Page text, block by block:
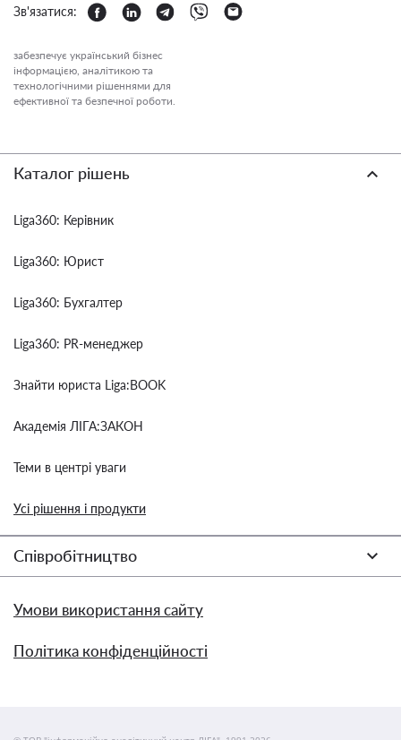
Зв'язатися:
забезпечує український бізнес
інформацією, аналітикою та
технологічними рішеннями для
ефективної та безпечної роботи.
Каталог рішень
Liga360: Керівник
Liga360: Юрист
Liga360: Бухгалтер
Liga360: PR-менеджер
Знайти юриста Liga:BOOK
Академія ЛІГА:ЗАКОН
Теми в центрі уваги
Усі рішення і продукти
Співробітництво
Умови використання сайту
Політика конфіденційності